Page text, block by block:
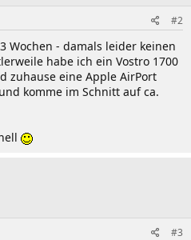
#2
Wochen - damals leider keinen
habe ich ein Vostro 1700
zuhause eine Apple AirPort
komme im Schnitt auf ca.
#3